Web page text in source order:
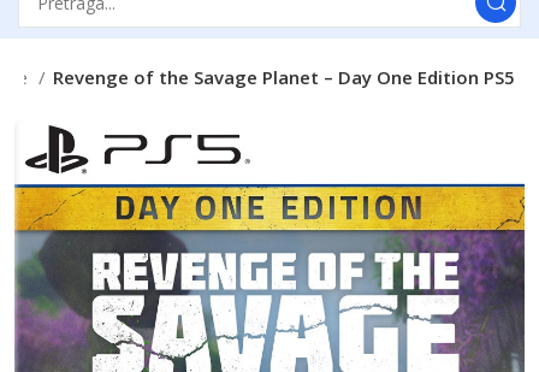
Revenge of the Savage Planet – Day One Edition PS5